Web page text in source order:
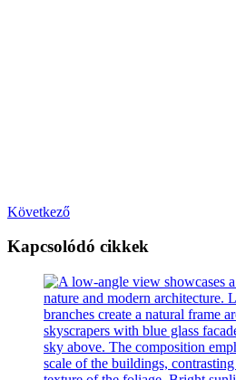
Következő
Kapcsolódó cikkek